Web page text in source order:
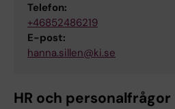
Telefon:
+46852486219
E-post:
hanna.sillen@ki.se
HR och personalfrågor